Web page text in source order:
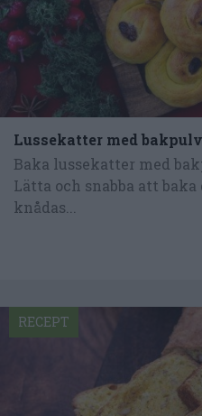
Lussekatter med
Baka lussekatter med
Lätta och snabba att baka
knådas...
RECEPT